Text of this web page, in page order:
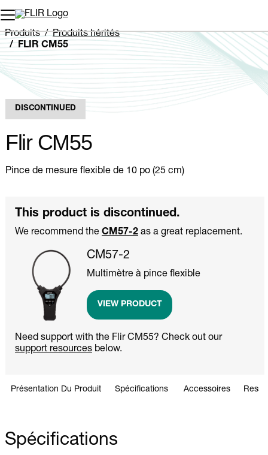
Unread messages
Modèle
Supprimer
articles
Ajouter au panier
Ajouté au panier
Produits
Produits hérités
FLIR CM55
DISCONTINUED
Flir CM55
Pince de mesure flexible de 10 po (25 cm)
This product is discontinued.
We recommend the CM57-2 as a great replacement.
CM57-2
Multimètre à pince flexible
VIEW PRODUCT
Need support with the Flir CM55? Check out our
support resources below.
Présentation Du Produit Spécifications Accessoires
Spécifications